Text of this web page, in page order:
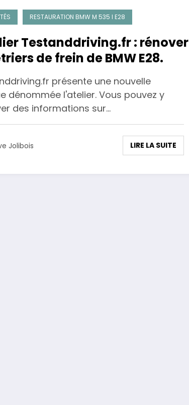
RESTAURATION BMW M 535 I E28
Testanddriving.fr : rénover
de frein de BMW E28.
présente une nouvelle
dénommée l'atelier. Vous pouvez y
des informations sur…
Jolibois LIRE LA SUITE